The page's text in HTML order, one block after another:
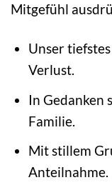
Mitgefühl
Unser
Verlust.
In Gedanken
Familie.
Mit stillem
Anteilnahme.